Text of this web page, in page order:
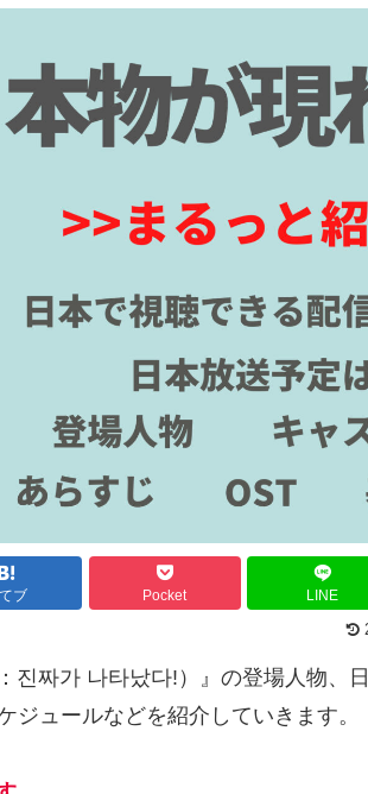
ブ Pocket LINE
진짜가 나타났다!）』の登場人物、
ュールなどを紹介していきます。